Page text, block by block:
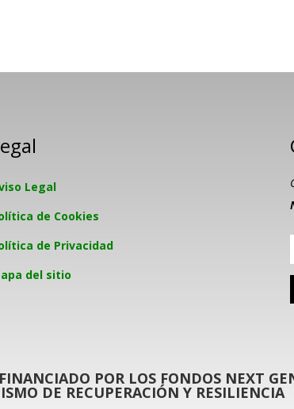
Legal
de Cookies
de Privacidad
del sitio
POR LOS FONDOS NEXT
DE RECUPERACIÓN Y RESILIENCIA